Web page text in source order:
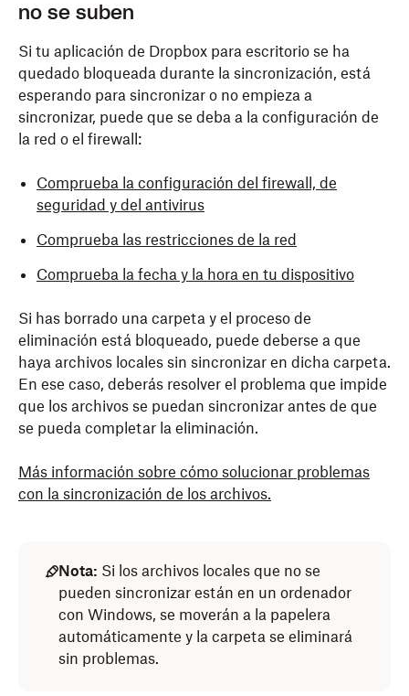
no se suben
Si tu aplicación de Dropbox para escritorio se ha
quedado bloqueada durante la sincronización, está
esperando para sincronizar o no empieza a
sincronizar, puede que se deba a la configuración de
la red o el firewall:
Comprueba la configuración del firewall, de
seguridad y del antivirus
Comprueba las restricciones de la red
Comprueba la fecha y la hora en tu dispositivo
Si has borrado una carpeta y el proceso de
eliminación está bloqueado, puede deberse a que
haya archivos locales sin sincronizar en dicha carpeta.
En ese caso, deberás resolver el problema que impide
que los archivos se puedan sincronizar antes de que
se pueda completar la eliminación.
Más información sobre cómo solucionar problemas
con la sincronización de los archivos.
Nota: Si los archivos locales que no se
pueden sincronizar están en un ordenador
con Windows, se moverán a la papelera
automáticamente y la carpeta se eliminará
sin problemas.